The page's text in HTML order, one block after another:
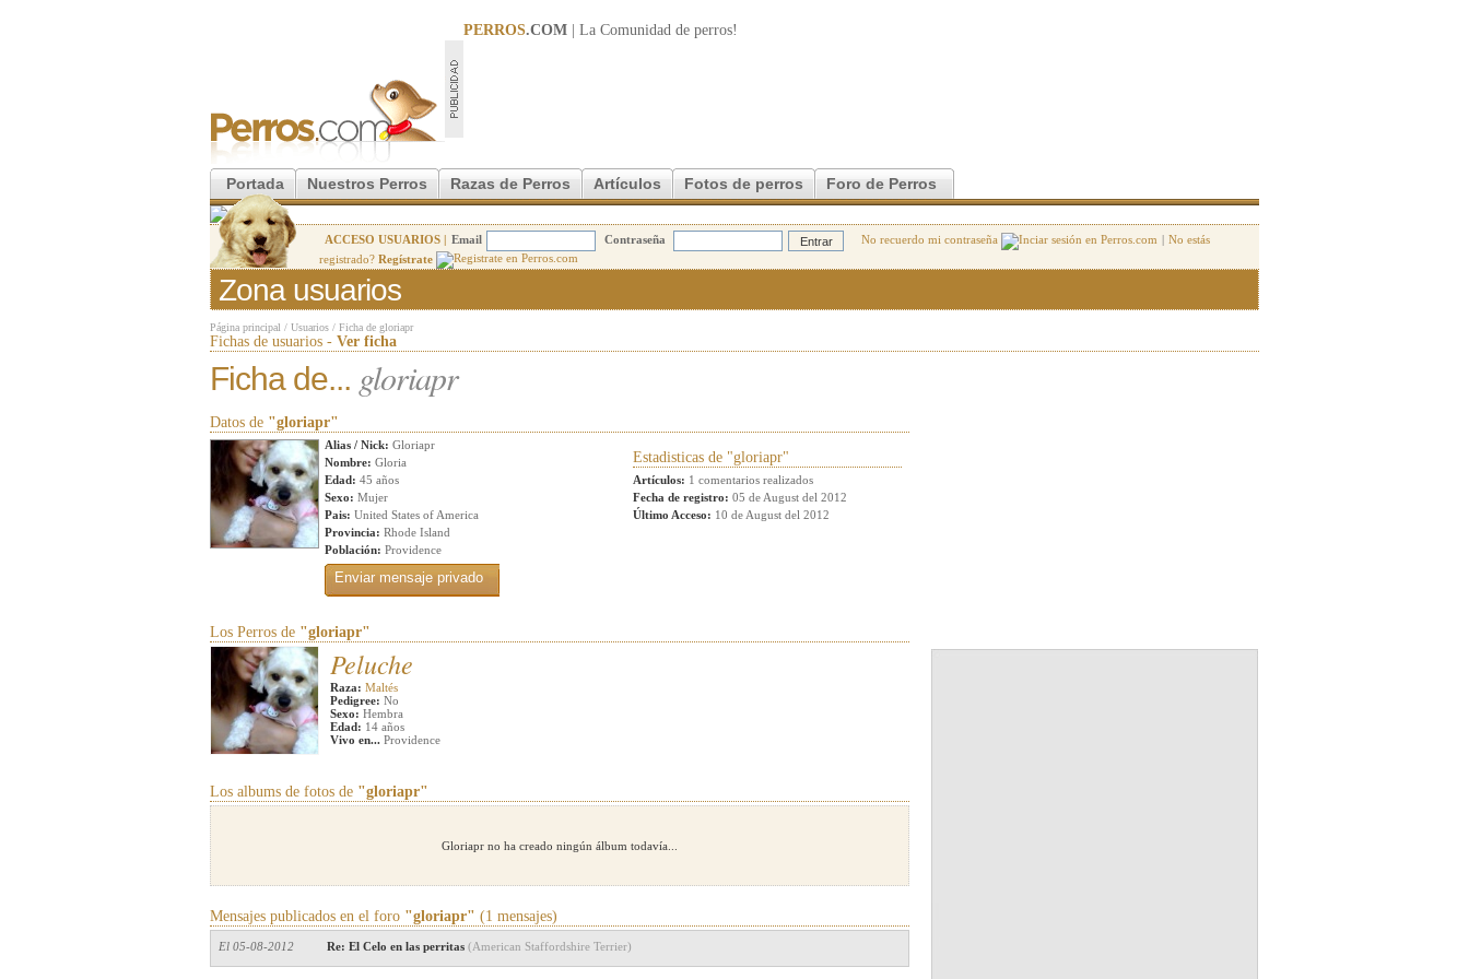
PERROS.COM | La Comunidad de perros!
Portada Nuestros Perros Razas de Perros Artículos Fotos de perros Foro de Perros
ACCESO USUARIOS | Email Contraseña No recuerdo mi contraseña | No estás
registrado? Regístrate
Zona usuarios
Página principal / Usuarios / Ficha de gloriapr
Fichas de usuarios - Ver ficha
Ficha de... gloriapr
Datos de "gloriapr"
Alias / Nick: Gloriapr
Nombre: Gloria
Edad: 45 años
Sexo: Mujer
Pais: United States of America
Provincia: Rhode Island
Población: Providence
Estadisticas de "gloriapr"
Artículos: 1 comentarios realizados
Fecha de registro: 05 de August del 2012
Último Acceso: 10 de August del 2012
Los Perros de "gloriapr"
Peluche
Raza: Maltés
Pedigree: No
Sexo: Hembra
Edad: 14 años
Vivo en... Providence
Los albums de fotos de "gloriapr"
Gloriapr no ha creado ningún álbum todavía...
Mensajes publicados en el foro "gloriapr" (1 mensajes)
El 05-08-2012 Re: El Celo en las perritas (American Staffordshire Terrier)